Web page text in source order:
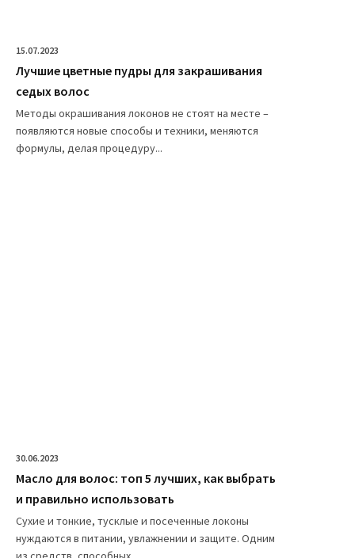
15.07.2023
Лучшие цветные пудры для закрашивания
седых волос
Методы окрашивания локонов не стоят на месте –
появляются новые способы и техники, меняются
формулы, делая процедуру...
30.06.2023
Масло для волос: топ 5 лучших, как выбрать
и правильно использовать
Сухие и тонкие, тусклые и посеченные локоны
нуждаются в питании, увлажнении и защите. Одним